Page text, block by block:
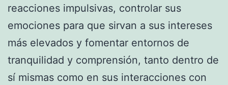
reacciones impulsivas, controlar sus
emociones para que sirvan a sus intereses
más elevados y fomentar entornos de
tranquilidad y comprensión, tanto dentro de
sí mismas como en sus interacciones con